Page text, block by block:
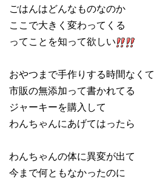
ごはんはどんなものなのか
ここで大きく変わってくる
ってことを知って欲しい
おやつまで手作りする時間なくて
市販の無添加って書かれてる
ジャーキーを購入して
わんちゃんにあげてはったら
わんちゃんの体に異変が出て
今まで何ともなかったのに